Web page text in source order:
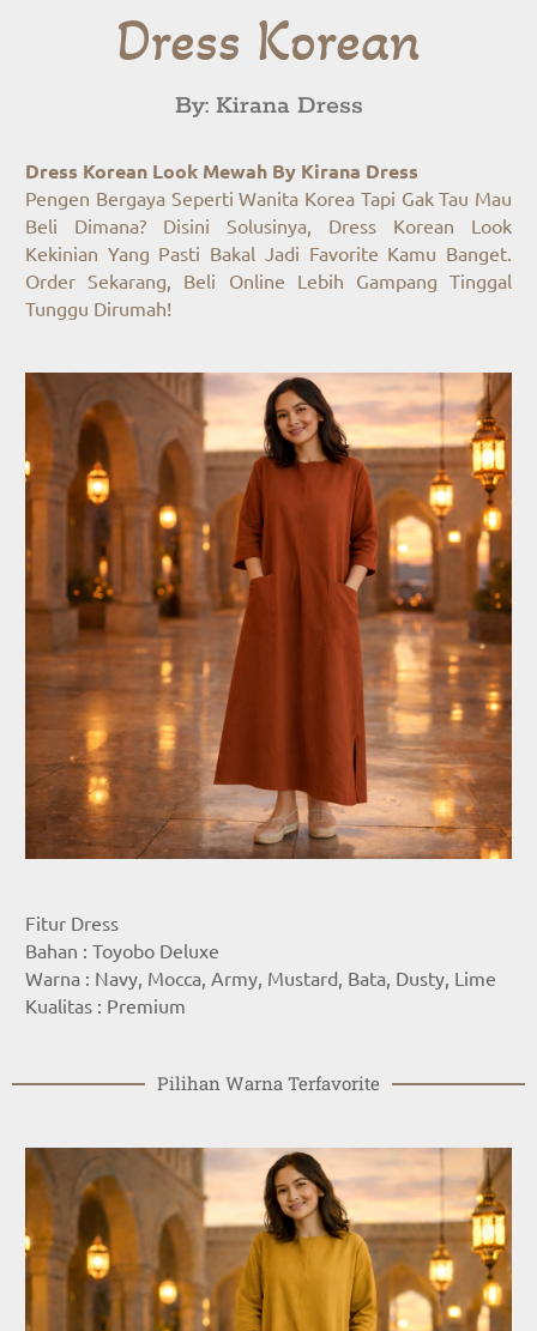
Dress Korean
By: Kirana Dress
Dress Korean Look Mewah By Kirana Dress
Pengen Bergaya Seperti Wanita Korea Tapi Gak Tau Mau
Beli Dimana? Disini Solusinya, Dress Korean Look
Kekinian Yang Pasti Bakal Jadi Favorite Kamu Banget.
Order Sekarang, Beli Online Lebih Gampang Tinggal
Tunggu Dirumah!
Fitur Dress
Bahan : Toyobo Deluxe
Warna : Navy, Mocca, Army, Mustard, Bata, Dusty, Lime
Kualitas : Premium
Pilihan Warna Terfavorite